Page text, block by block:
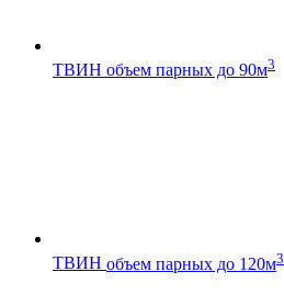
ТВИН объем парных до 90м3
ТВИН объем парных до 120м3